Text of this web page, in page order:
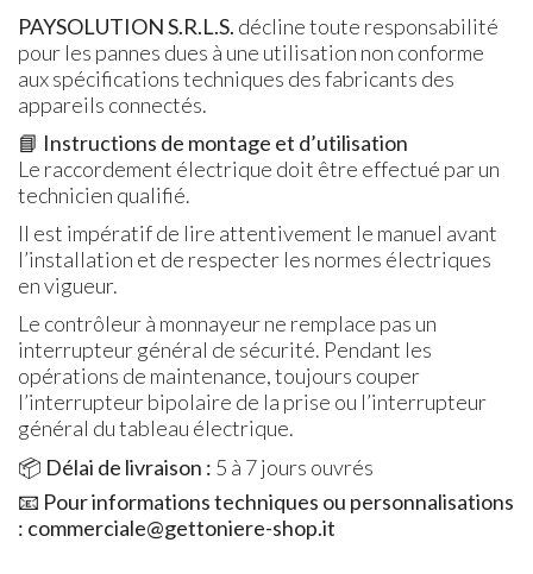
PAYSOLUTION S.R.L.S. décline toute responsabilité
pour les pannes dues à une utilisation non conforme
aux spécifications techniques des fabricants des
appareils connectés.
📘 Instructions de montage et d’utilisation
Le raccordement électrique doit être effectué par un
technicien qualifié.
Il est impératif de lire attentivement le manuel avant
l’installation et de respecter les normes électriques
en vigueur.
Le contrôleur à monnayeur ne remplace pas un
interrupteur général de sécurité. Pendant les
opérations de maintenance, toujours couper
l’interrupteur bipolaire de la prise ou l’interrupteur
général du tableau électrique.
📦 Délai de livraison : 5 à 7 jours ouvrés
📧 Pour informations techniques ou personnalisations
: commerciale@gettoniere-shop.it